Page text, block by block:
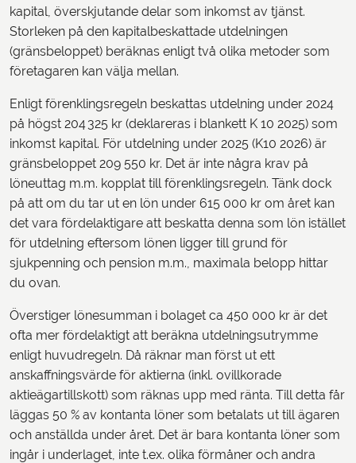
kapital, överskjutande delar som inkomst av tjänst.
Storleken på den kapitalbeskattade utdelningen
(gränsbeloppet) beräknas enligt två olika metoder som
företagaren kan välja mellan.
Enligt förenklingsregeln beskattas utdelning under 2024
på högst 204 325 kr (deklareras i blankett K 10 2025) som
inkomst kapital. För utdelning under 2025 (K10 2026) är
gränsbeloppet 209 550 kr. Det är inte några krav på
löneuttag m.m. kopplat till förenklingsregeln. Tänk dock
på att om du tar ut en lön under 615 000 kr om året kan
det vara fördelaktigare att beskatta denna som lön istället
för utdelning eftersom lönen ligger till grund för
sjukpenning och pension m.m., maximala belopp hittar
du ovan.
Överstiger lönesumman i bolaget ca 450 000 kr är det
ofta mer fördelaktigt att beräkna utdelningsutrymme
enligt huvudregeln. Då räknar man först ut ett
anskaffningsvärde för aktierna (inkl. ovillkorade
aktieägartillskott) som räknas upp med ränta. Till detta får
läggas 50 % av kontanta löner som betalats ut till ägaren
och anställda under året. Det är bara kontanta löner som
ingår i underlaget, inte t.ex. olika förmåner och andra